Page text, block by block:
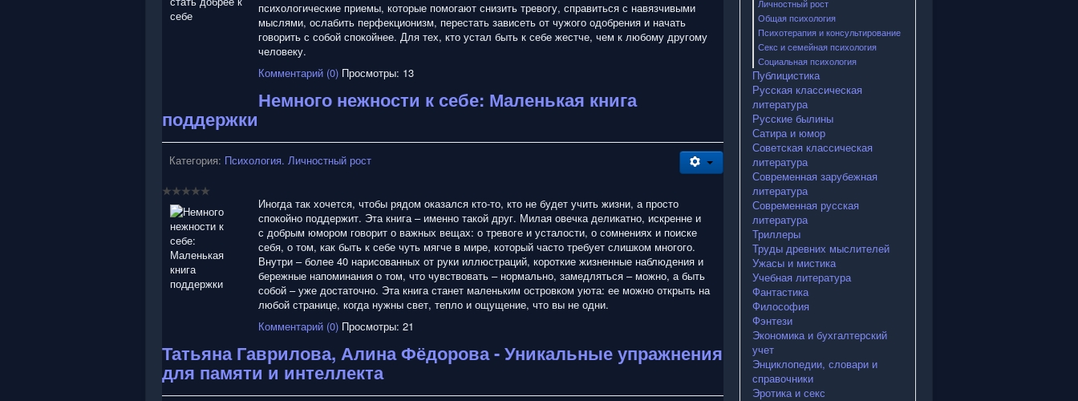
психологические приемы, которые помогают снизить тревогу, справиться с навязчивыми
мыслями, ослабить перфекционизм, перестать зависеть от чужого одобрения и начать
говорить с собой спокойнее. Для тех, кто устал быть к себе жестче, чем к любому другому
человеку.
Комментарий (0) Просмотры: 13
Немного нежности к себе: Маленькая книга
поддержки
Категория: Психология. Личностный рост
Иногда так хочется, чтобы рядом оказался кто-то, кто не будет учить жизни, а просто
спокойно поддержит. Эта книга – именно такой друг. Милая овечка деликатно, искренне и
с добрым юмором говорит о важных вещах: о тревоге и усталости, о сомнениях и поиске
себя, о том, как быть к себе чуть мягче в мире, который часто требует слишком многого.
Внутри – более 40 нарисованных от руки иллюстраций, короткие жизненные наблюдения и
бережные напоминания о том, что чувствовать – нормально, замедляться – можно, а быть
собой – уже достаточно. Эта книга станет маленьким островком уюта: ее можно открыть на
любой странице, когда нужны свет, тепло и ощущение, что вы не одни.
Комментарий (0) Просмотры: 21
Татьяна Гаврилова, Алина Фёдорова - Уникальные упражнения
для памяти и интеллекта
Личностный рост
Общая психология
Психотерапия и консультирование
Секс и семейная психология
Социальная психология
Публицистика
Русская классическая
литература
Русские былины
Сатира и юмор
Советская классическая
литература
Современная зарубежная
литература
Современная русская
литература
Триллеры
Труды древних мыслителей
Ужасы и мистика
Учебная литература
Фантастика
Философия
Фэнтези
Экономика и бухгалтерский
учет
Энциклопедии, словари и
справочники
Эротика и секс